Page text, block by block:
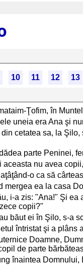
10 11 12 13
Ţofim, în
uneia era Ana şi
cetatea sa, la
parte Peninei,
aceasta nu avea
o ca să
mergea ea la casa
i-a zis: "Ana!" Şi
copii?"
băut ei în Şilo, s-a
întristat şi a plâns
Doamne,
de parte
înaintea Domnului,